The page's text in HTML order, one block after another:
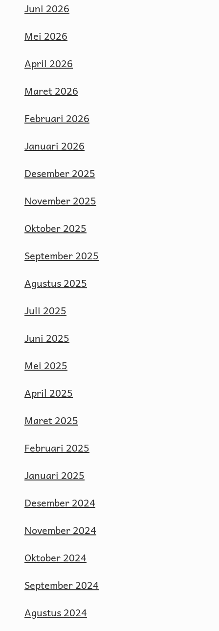
Juni 2026
Mei 2026
April 2026
Maret 2026
Februari 2026
Januari 2026
Desember 2025
November 2025
Oktober 2025
September 2025
Agustus 2025
Juli 2025
Juni 2025
Mei 2025
April 2025
Maret 2025
Februari 2025
Januari 2025
Desember 2024
November 2024
Oktober 2024
September 2024
Agustus 2024